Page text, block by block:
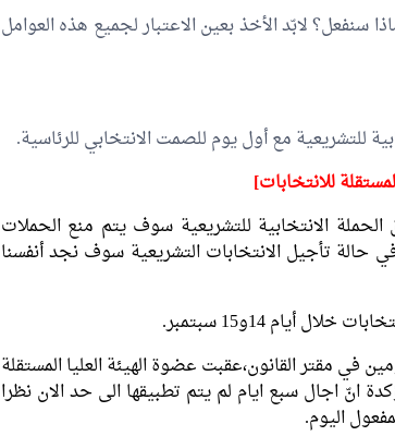
سنفعل؟ لابّد الأخذ بعين الاعتبار لجميع هذه العوامل
للتشريعية مع أول يوم للصمت الانتخابي للرئاسية.
للانتخابات]
الانتخابية للتشريعية سوف يتم منع الحملات
حالة تأجيل الانتخابات التشريعية سوف نجد أنفسنا
أيام 14و15 سبتمبر.
مقتر القانون،عقبت عضوة الهيئة العليا المستقلة
انّ اجال سبع ايام لم يتم تطبيقها الى حد الان نظرا
اليوم.